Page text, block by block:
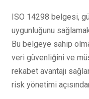
ISO 14298 belgesi,
uygunluğunu
Bu belgeye sahip
veri güvenliğini ve
rekabet avantajı
risk yönetimi